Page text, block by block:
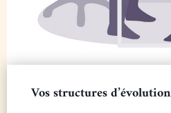
Vos structures d’évolution